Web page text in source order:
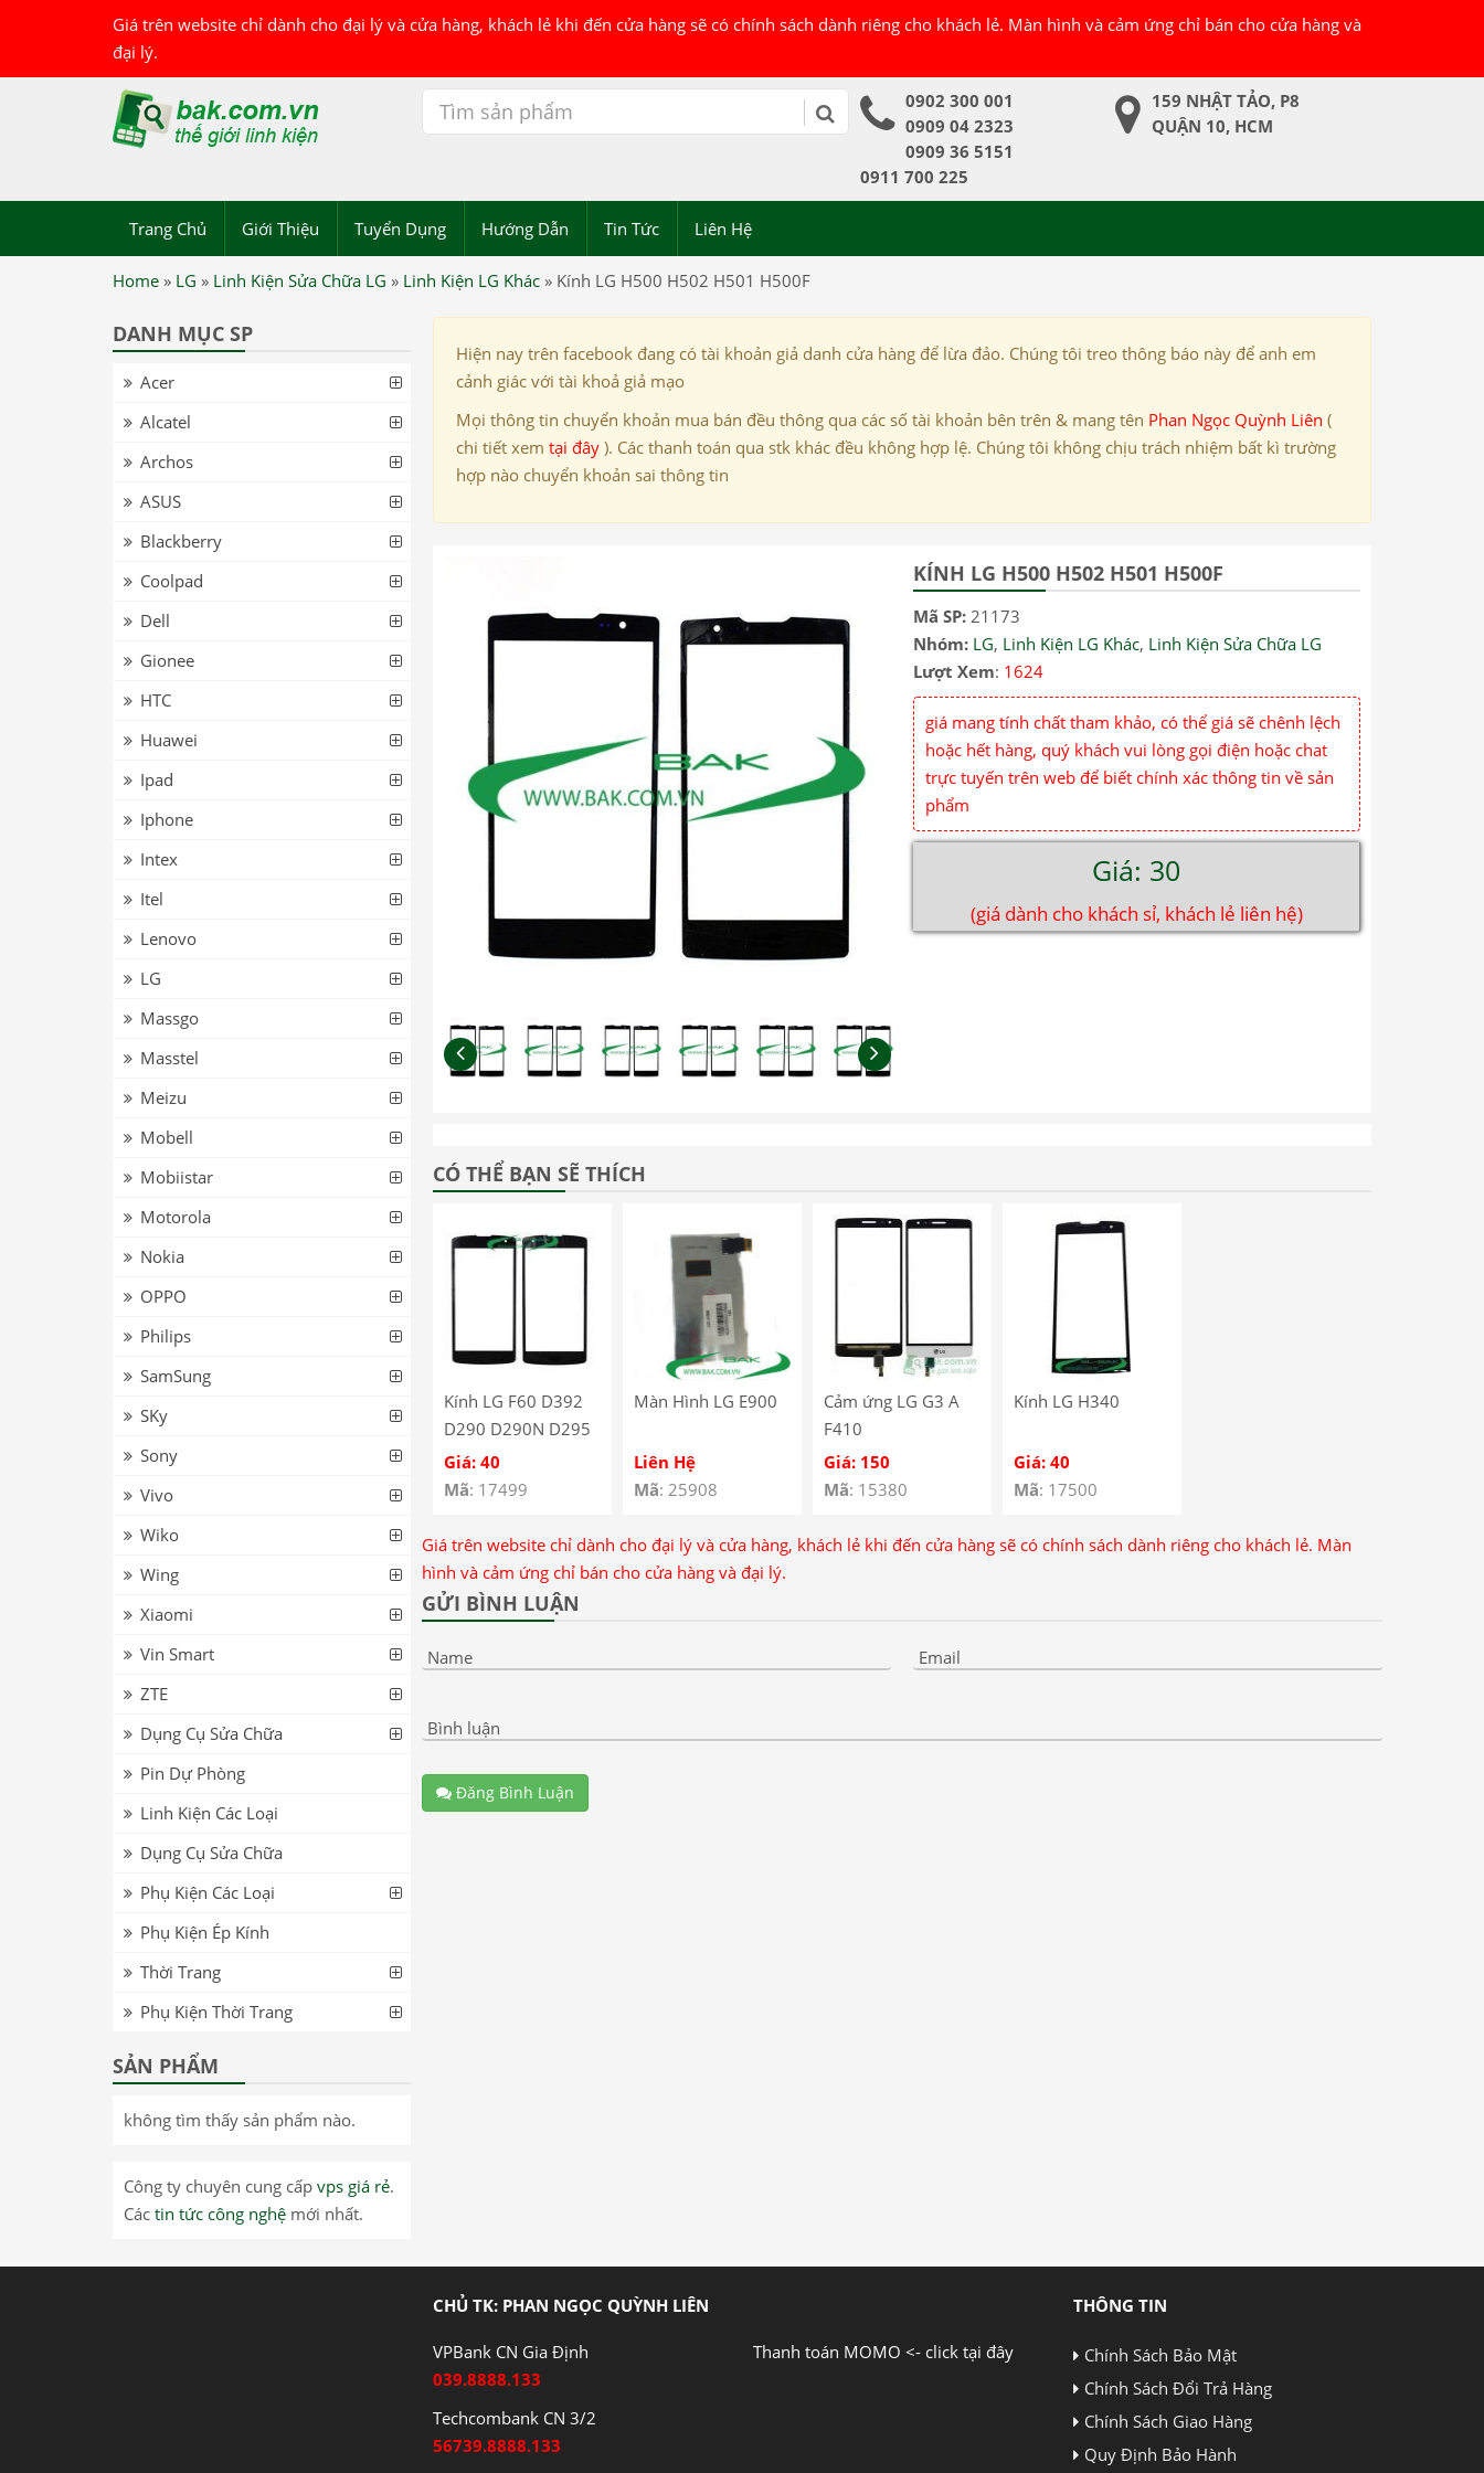
Giá trên website chỉ dành cho đại lý và cửa hàng, khách lẻ khi đến cửa hàng sẽ có chính sách dành riêng cho khách lẻ. Màn hình và cảm ứng chỉ bán cho cửa hàng và
đại lý.
0902 300 001
0909 04 2323
0909 36 5151
0911 700 225
159 NHẬT TẢO, P8
QUẬN 10, HCM
Trang Chủ Giới Thiệu Tuyển Dụng Hướng Dẫn Tin Tức Liên Hệ
Home » LG » Linh Kiện Sửa Chữa LG » Linh Kiện LG Khác » Kính LG H500 H502 H501 H500F
Hiện nay trên facebook đang có tài khoản giả danh cửa hàng để lừa đảo. Chúng tôi treo thông báo này để anh em
cảnh giác với tài khoả giả mạo
Mọi thông tin chuyển khoản mua bán đều thông qua các số tài khoản bên trên & mang tên Phan Ngọc Quỳnh Liên (
chi tiết xem tại đây ). Các thanh toán qua stk khác đều không hợp lệ. Chúng tôi không chịu trách nhiệm bất kì trường
hợp nào chuyển khoản sai thông tin
KÍNH LG H500 H502 H501 H500F
Mã SP: 21173
Nhóm: LG, Linh Kiện LG Khác, Linh Kiện Sửa Chữa LG
Lượt Xem: 1624
giá mang tính chất tham khảo, có thể giá sẽ chênh lệch
hoặc hết hàng, quý khách vui lòng gọi điện hoặc chat
trực tuyến trên web để biết chính xác thông tin về sản
phẩm
Giá: 30
(giá dành cho khách sỉ, khách lẻ liên hệ)
CÓ THỂ BẠN SẼ THÍCH
Kính LG F60 D392
D290 D290N D295
Giá: 40
Mã: 17499
Màn Hình LG E900
Liên Hệ
Mã: 25908
Cảm ứng LG G3 A
F410
Giá: 150
Mã: 15380
Kính LG H340
Giá: 40
Mã: 17500
Giá trên website chỉ dành cho đại lý và cửa hàng, khách lẻ khi đến cửa hàng sẽ có chính sách dành riêng cho khách lẻ. Màn
hình và cảm ứng chỉ bán cho cửa hàng và đại lý.
GỬI BÌNH LUẬN
Name Email
Bình luận
Đăng Bình Luận
DANH MỤC SP
Acer
Alcatel
Archos
ASUS
Blackberry
Coolpad
Dell
Gionee
HTC
Huawei
Ipad
Iphone
Intex
Itel
Lenovo
LG
Massgo
Masstel
Meizu
Mobell
Mobiistar
Motorola
Nokia
OPPO
Philips
SamSung
SKy
Sony
Vivo
Wiko
Wing
Xiaomi
Vin Smart
ZTE
Dụng Cụ Sửa Chữa
Pin Dự Phòng
Linh Kiện Các Loại
Dụng Cụ Sửa Chữa
Phụ Kiện Các Loại
Phụ Kiện Ép Kính
Thời Trang
Phụ Kiện Thời Trang
SẢN PHẨM
không tìm thấy sản phẩm nào.
Công ty chuyên cung cấp vps giá rẻ.
Các tin tức công nghệ mới nhất.
CHỦ TK: PHAN NGỌC QUỲNH LIÊN
VPBank CN Gia Định
039.8888.133
Techcombank CN 3/2
56739.8888.133
Thanh toán MOMO <- click tại đây
THÔNG TIN
Chính Sách Bảo Mật
Chính Sách Đổi Trả Hàng
Chính Sách Giao Hàng
Quy Định Bảo Hành